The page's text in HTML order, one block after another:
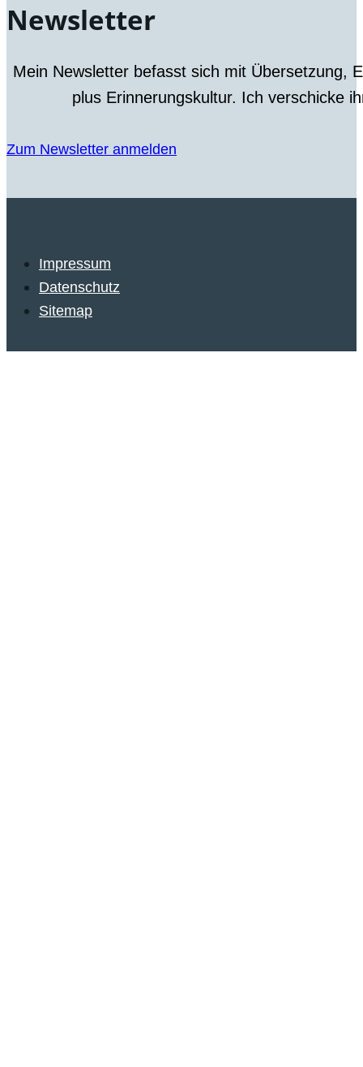
Newsletter
Mein Newsletter befasst sich mit Übersetzung,
plus Erinnerungskultur. Ich verschicke
Zum Newsletter anmelden
Impressum
Datenschutz
Sitemap